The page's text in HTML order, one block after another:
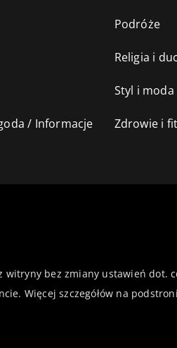
Podróże
Religia i
Styl i moda
/ Informacje Zdrowie i
bez zmiany ustawień dot.
Więcej szczegółów na